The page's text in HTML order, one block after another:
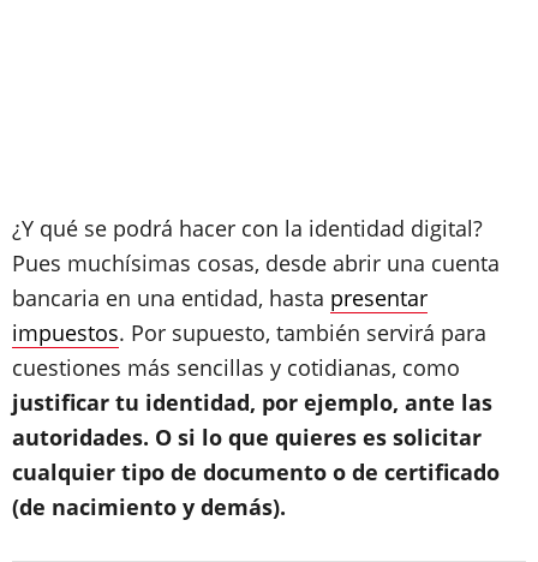
¿Y qué se podrá hacer con la identidad digital?
Pues muchísimas cosas, desde abrir una cuenta
bancaria en una entidad, hasta presentar
impuestos. Por supuesto, también servirá para
cuestiones más sencillas y cotidianas, como
justificar tu identidad, por ejemplo, ante las
autoridades. O si lo que quieres es solicitar
cualquier tipo de documento o de certificado
(de nacimiento y demás).